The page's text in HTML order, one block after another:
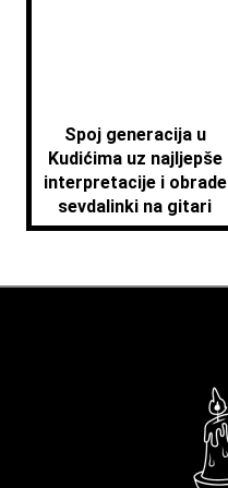
Spoj generacija u
Kudićima uz najljepše
interpretacije i obrade
sevdalinki na gitari